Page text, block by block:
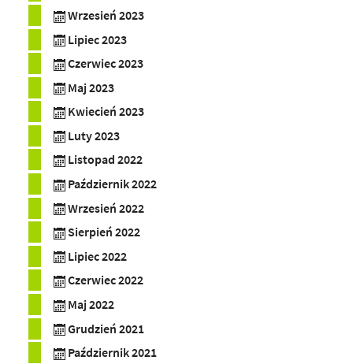
Wrzesień 2023
Lipiec 2023
Czerwiec 2023
Maj 2023
Kwiecień 2023
Luty 2023
Listopad 2022
Październik 2022
Wrzesień 2022
Sierpień 2022
Lipiec 2022
Czerwiec 2022
Maj 2022
Grudzień 2021
Październik 2021